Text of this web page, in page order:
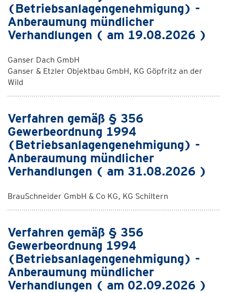
(Betriebsanlagengenehmigung) -
Anberaumung mündlicher
Verhandlungen ( am 19.08.2026 )
Ganser Dach GmbH
Ganser & Etzler Objektbau GmbH, KG Göpfritz an der
Wild
Verfahren gemäß § 356
Gewerbeordnung 1994
(Betriebsanlagengenehmigung) -
Anberaumung mündlicher
Verhandlungen ( am 31.08.2026 )
BrauSchneider GmbH & Co KG, KG Schiltern
Verfahren gemäß § 356
Gewerbeordnung 1994
(Betriebsanlagengenehmigung) -
Anberaumung mündlicher
Verhandlungen ( am 02.09.2026 )